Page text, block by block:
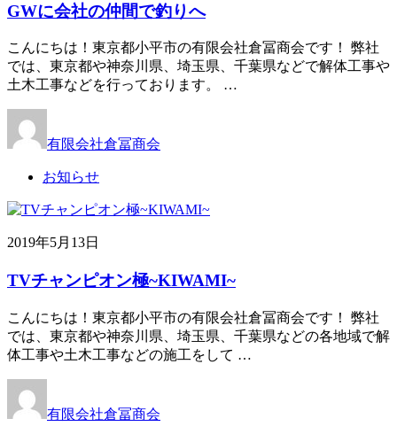
GWに会社の仲間で釣りへ
こんにちは！東京都小平市の有限会社倉冨商会です！ 弊社
では、東京都や神奈川県、埼玉県、千葉県などで解体工事や
土木工事などを行っております。 …
有限会社倉冨商会
お知らせ
2019年5月13日
TVチャンピオン極~KIWAMI~
こんにちは！東京都小平市の有限会社倉冨商会です！ 弊社
では、東京都や神奈川県、埼玉県、千葉県などの各地域で解
体工事や土木工事などの施工をして …
有限会社倉冨商会